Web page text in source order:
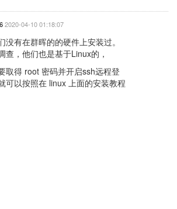
2020-04-10 01:18:07
没有在群晖的的硬件上安装过。
查，他们也是基于Linux的，
取得 root 密码并开启ssh远程登
可以按照在 linux 上面的安装教程